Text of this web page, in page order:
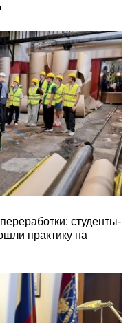
студенты-
практику на